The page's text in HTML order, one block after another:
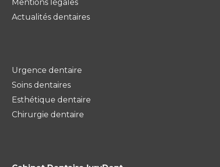
Mentions légales
Actualités dentaires
Urgence dentaire
Soins dentaires
Esthétique dentaire
Chirurgie dentaire